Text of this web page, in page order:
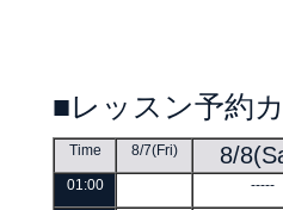
■レッスン予約
Time 8/7(Fri) 8/
01:00 -----